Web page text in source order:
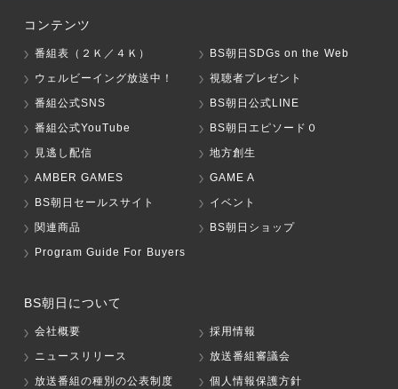
コンテンツ
番組表（２Ｋ／４Ｋ）
BS朝日SDGs on the Web
ウェルビーイング放送中！
視聴者プレゼント
番組公式SNS
BS朝日公式LINE
番組公式YouTube
BS朝日エピソード０
見逃し配信
地方創生
AMBER GAMES
GAME A
BS朝日セールスサイト
イベント
関連商品
BS朝日ショップ
Program Guide For Buyers
BS朝日について
会社概要
採用情報
ニュースリリース
放送番組審議会
放送番組の種別の公表制度
個人情報保護方針